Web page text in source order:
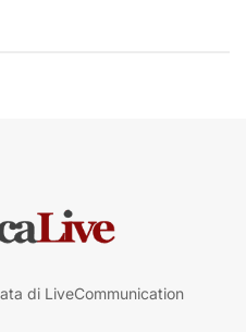
di LiveCommunication